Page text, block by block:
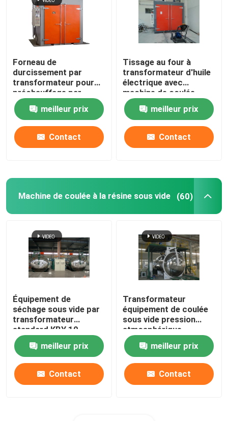
Uni Core
Noyau amorphe
Foil d'aluminium transformateur
Foil de cuivre pour transformateur
Fil d'aluminium destiné à l'enroulement des
Fil de cuivre du transformateur
Machine à résine époxy
Forneau de
durcissement par
transformateur pour
préchauffage par
résine époxy
meilleur prix
Contact
Tissage au four à
transformateur d'huile
électrique avec
machine de coulée
sous vide APG
meilleur prix
Contact
Machine de coulée à la résine sous vide (60)
Équipement de
séchage sous vide par
transformateur
standard KBY 10
110KV 100000K 110-
500KV meilleur prix
Contact
Transformateur
équipement de coulée
sous vide pression
atmosphérique
isolation électrique
meilleur prix
Contact